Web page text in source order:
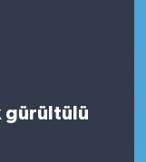
gürültülü